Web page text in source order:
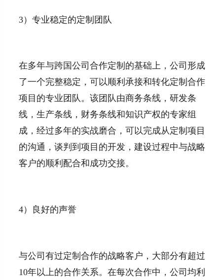
3）专业稳定的定制团队
在多年与跨国公司合作定制的基础上，公司形成
了一个完整稳定，可以顺利承接和转化定制合作
项目的专业团队。该团队由商务条线，研发条
线，生产条线，财务条线和知识产权的专家组
成，经过多年的实战磨合，可以完成从定制项目
的沟通，谈判到项目的开发，建设过程中与战略
客户的顺利配合和成功交接。
4）良好的声誉
与公司有过定制合作的战略客户，大部分有超过
10年以上的合作关系。在每次合作中，公司均利